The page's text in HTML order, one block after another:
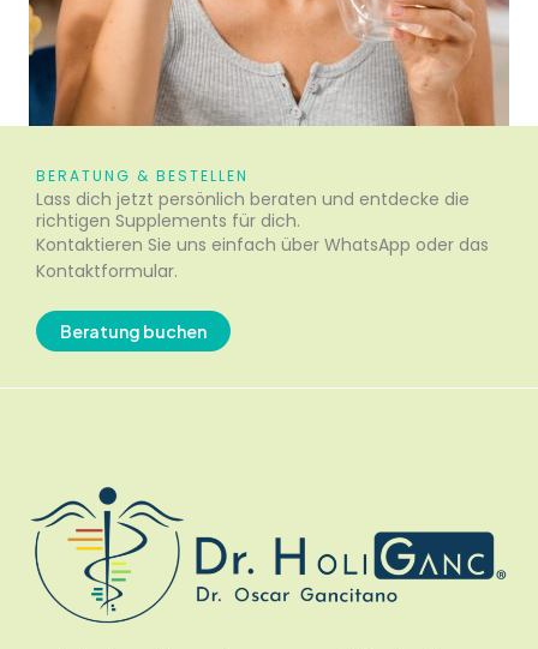
BERATUNG & BESTELLEN
Lass dich jetzt persönlich beraten und entdecke die
richtigen Supplements für dich.
Kontaktieren Sie uns einfach über WhatsApp oder das
Kontaktformular.
Beratung buchen